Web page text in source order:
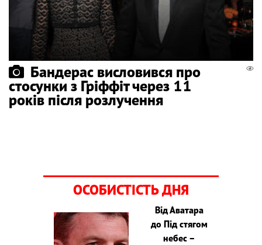
Бандерас висловився про
стосунки з Гріффіт через 11
років після розлучення
ОСОБИСТІСТЬ ДНЯ
Від Аватара
до Під стягом
небес –